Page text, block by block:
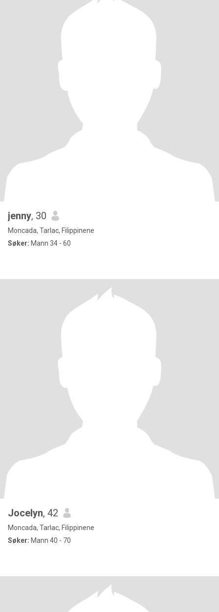
jenny, 30
Moncada, Tarlac, Filippinene
Søker: Mann 34 - 60
Jocelyn, 42
Moncada, Tarlac, Filippinene
Søker: Mann 40 - 70